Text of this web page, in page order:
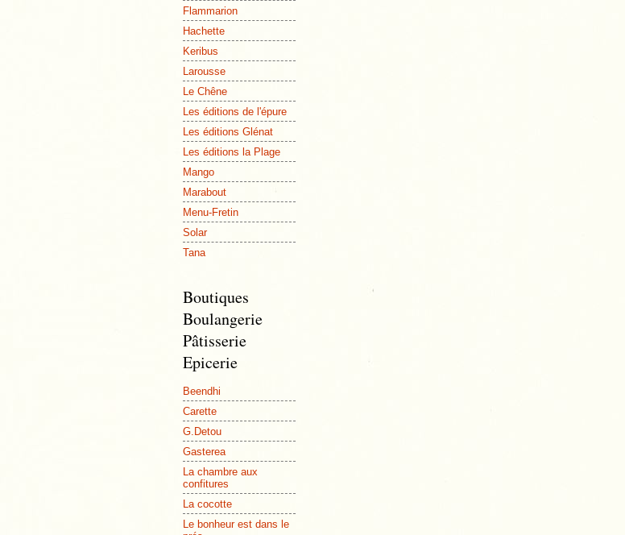
Flammarion
Hachette
Keribus
Larousse
Le Chêne
Les éditions de l'épure
Les éditions Glénat
Les éditions la Plage
Mango
Marabout
Menu-Fretin
Solar
Tana
Boutiques
Boulangerie
Pâtisserie
Epicerie
Beendhi
Carette
G.Detou
Gasterea
La chambre aux
confitures
La cocotte
Le bonheur est dans le